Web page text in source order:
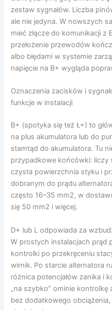
zestaw sygnałów. Liczba
ale nie jedyna. W nowszych
mieć złącze do komunikacji z
przełożenie przewodów
albo błędami w systemie
napięcie na B+ wygląda
Oznaczenia zacisków i
funkcje w instalacji
B+ (spotyka się też Ł+) to
na plus akumulatora lub do
stamtąd do akumulatora. Tu
przypadkowe końcówki: liczy
czysta powierzchnia styku i
dobranym do prądu
często 16–35 mm2, w
się 50 mm2 i więcej.
D+ lub L odpowiada za
W prostych instalacjach prąd
kontrolki po przekręceniu
wirnik. Po starcie alternatora
różnica potencjałów zanika i
„na szybko” ominie kontrolkę
bez dodatkowego